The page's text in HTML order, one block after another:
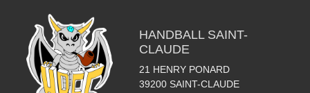
HANDBALL SAINT-
CLAUDE
21 HENRY PONARD
39200 SAINT-CLAUDE